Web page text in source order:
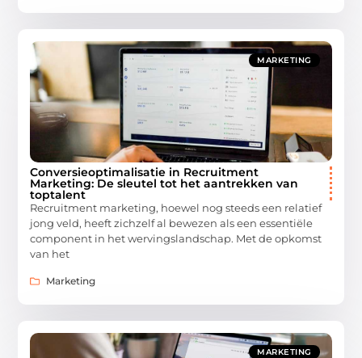
MARKETING
Conversieoptimalisatie in Recruitment
Marketing: De sleutel tot het aantrekken van
toptalent
Recruitment marketing, hoewel nog steeds een relatief
jong veld, heeft zichzelf al bewezen als een essentiële
component in het wervingslandschap. Met de opkomst
van het
Marketing
MARKETING